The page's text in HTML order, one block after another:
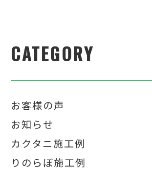
CATEGORY
お客様の声
お知らせ
カクタニ施工例
りのらぼ施工例